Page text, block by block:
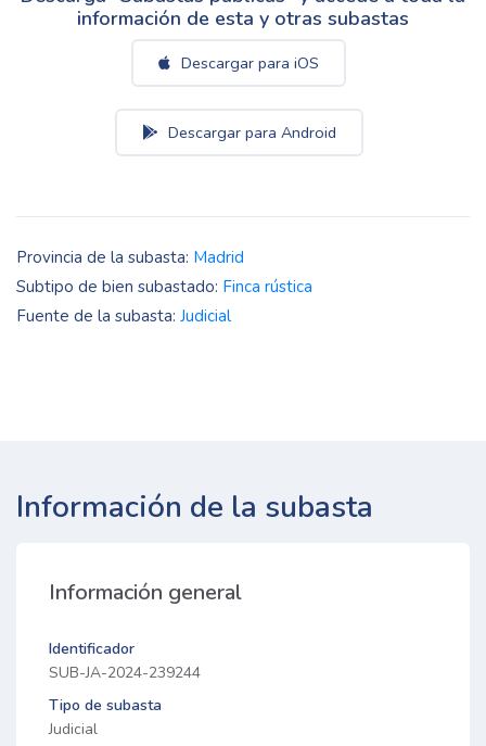
información de esta y otras subastas
Descargar para iOS
Descargar para Android
Provincia de la subasta: Madrid
Subtipo de bien subastado: Finca rústica
Fuente de la subasta: Judicial
Información de la subasta
Información general
Identificador
SUB-JA-2024-239244
Tipo de subasta
Judicial